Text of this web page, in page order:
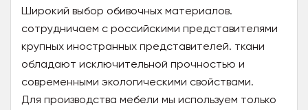
Широкий выбор обивочных материалов.
сотрудничаем с российскими представителями
крупных иностранных представителей. ткани
обладают исключительной прочностью и
современными экологическими свойствами.
Для производства мебели мы используем только